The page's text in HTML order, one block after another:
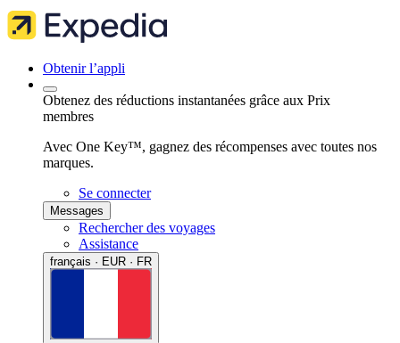
Obtenir l’appli
Obtenez des réductions instantanées grâce aux Prix
membres
Avec One Key™, gagnez des récompenses avec toutes nos
marques.
Se connecter
Messages
Rechercher des voyages
Assistance
français · EUR · FR